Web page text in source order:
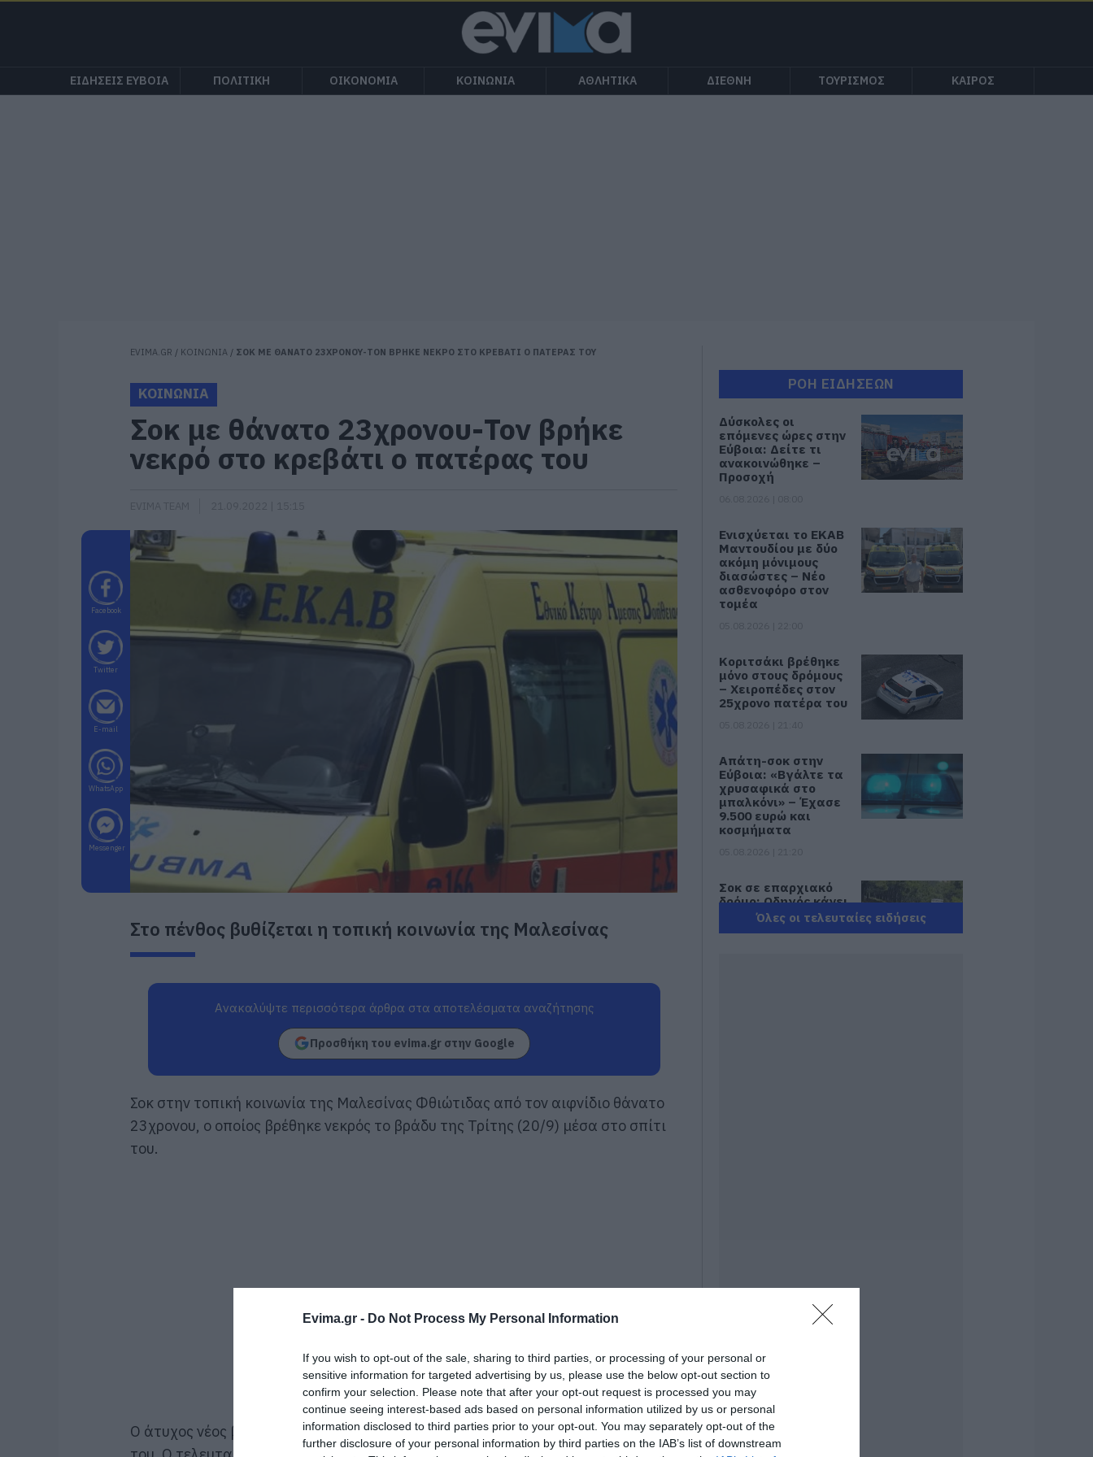
Evima.gr - Do Not Process My Personal Information
If you wish to opt-out of the sale, sharing to third parties, or processing of your personal or
sensitive information for targeted advertising by us, please use the below opt-out section to
confirm your selection. Please note that after your opt-out request is processed you may
continue seeing interest-based ads based on personal information utilized by us or personal
information disclosed to third parties prior to your opt-out. You may separately opt-out of the
further disclosure of your personal information by third parties on the IAB’s list of downstream
ΕΙΔΗΣΕΙΣ ΕΥΒΟΙΑ ΠΟΛΙΤΙΚΗ ΟΙΚΟΝΟΜΙΑ ΚΟΙΝΩΝΙΑ ΑΘΛΗΤΙΚΑ ΔΙΕΘΝΗ ΤΟΥΡΙΣΜΟΣ ΚΑΙΡΟΣ
EVIMA.GR / ΚΟΙΝΩΝΙΑ / ΣΟΚ ΜΕ ΘΑΝΑΤΟ 23ΧΡΟΝΟΥ-ΤΟΝ ΒΡΗΚΕ ΝΕΚΡΟ ΣΤΟ ΚΡΕΒΑΤΙ Ο ΠΑΤΕΡΑΣ ΤΟΥ
ΚΟΙΝΩΝΙΑ
Σοκ με θάνατο 23χρονου-Τον βρήκε
νεκρό στο κρεβάτι ο πατέρας του
Facebook
Twitter
E-mail
WhatsApp
Messenger
Στο πένθος βυθίζεται η τοπική κοινωνία της Μαλεσίνας
Ανακαλύψτε περισσότερα άρθρα στα αποτελέσματα αναζήτησης
Προσθήκη του evima.gr στην Google
Σοκ στην τοπική κοινωνία της Μαλεσίνας Φθιώτιδας από τον αιφνίδιο θάνατο
23χρονου, ο οποίος βρέθηκε νεκρός το βράδυ της Τρίτης (20/9) μέσα στο σπίτι
του.
Ο άτυχος νέος βρέθηκε χωρίς τις αισθήσεις στο κρεβάτι του από τον πατέρα
ΡΟΗ ΕΙΔΗΣΕΩΝ
Δύσκολες οι
επόμενες ώρες στην
Εύβοια: Δείτε τι
ανακοινώθηκε –
Προσοχή
Ενισχύεται το ΕΚΑΒ
Μαντουδίου με δύο
ακόμη μόνιμους
διασώστες – Νέο
ασθενοφόρο στον
τομέα
Κοριτσάκι βρέθηκε
μόνο στους δρόμους
– Χειροπέδες στον
25χρονο πατέρα του
Απάτη-σοκ στην
Εύβοια: «Βγάλτε τα
χρυσαφικά στο
μπαλκόνι» – Έχασε
9.500 ευρώ και
κοσμήματα
Σοκ σε επαρχιακό
δρόμο: Οδηγός κάνει
τετραπλή
προσπέραση πάνω
05.08.2026 | 20:00
οχημάτων
προκάλεσε
αναστάτωση στην
κυκλοφορία
05.08.2026 | 19:40
Νύχτα τρόμου στην
Όλες οι τελευταίες ειδήσεις